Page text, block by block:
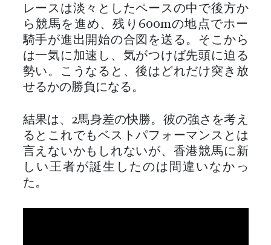
レースは淡々としたペースの中で後方か
ら競馬を進め、残り600mの地点でホー
騎手が進出開始の合図を送る。そこから
は一気に加速し、気がつけば先頭に迫る
勢い。こうなると、後はどれだけ突き放
せるかの勝負になる。
結果は、2馬身差の快勝。彼の強さを考え
るとこれでもベストパフォーマンスとは
言えないかもしれないが、香港競馬に新
しい王者が誕生したのは間違いなかっ
た。